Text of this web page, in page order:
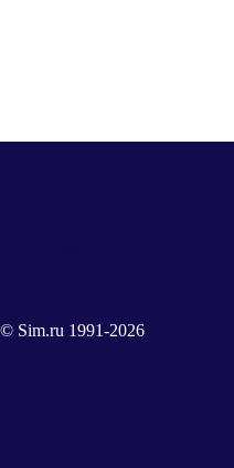
© Sim.ru 1991-2026